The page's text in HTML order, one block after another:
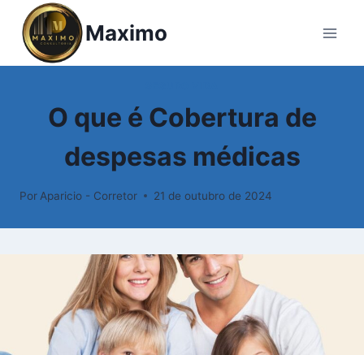
Pular
para
Maximo
O que é Cobertura de
despesas médicas
Por Aparicio - Corretor 21 de outubro de 2024